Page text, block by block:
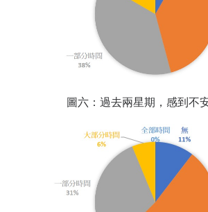
圖六：過去兩星期，感到不